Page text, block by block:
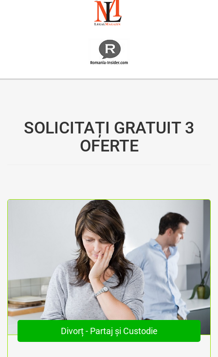
SOLICITAȚI GRATUIT 3
OFERTE
Divorț - Partaj și Custodie